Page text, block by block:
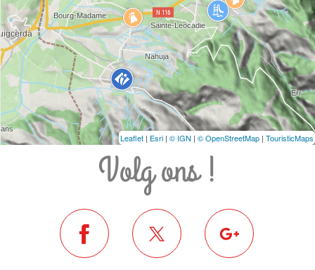
Leaflet | Esri | © IGN | © OpenStreetMap | TouristicMaps
Volg ons !